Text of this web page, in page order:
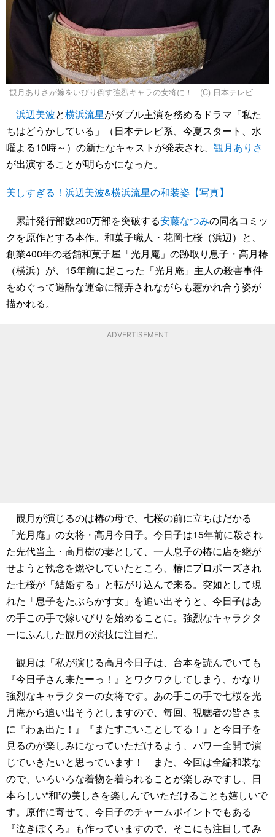
観月ありさが嫁をいびり倒す強烈キャラの女将に！ - (C) 日本テレビ
浜辺美波と横浜流星がダブル主演を務めるドラマ「私た
ちはどうかしている」（日本テレビ系、今夏スタート、水
曜よる10時～）の新たなキャストが発表され、 観月ありさ
が出演することが明らかになった。
美しすぎる！浜辺美波&横浜流星の和装姿【写真】
累計発行部数200万部を突破する安藤なつみの同名コミッ
クを原作とする本作。和菓子職人・花岡七桜（浜辺）と、
創業400年の老舗和菓子屋「光月庵」の跡取り息子・高月椿
（横浜）が、15年前に起こった「光月庵」主人の殺害事件
をめぐって過酷な運命に翻弄されながらも惹かれ合う姿が
描かれる。
ADVERTISEMENT
観月が演じるのは椿の母で、七桜の前に立ちはだかる
「光月庵」の女将・高月今日子。今日子は15年前に殺され
た先代当主・高月樹の妻として、一人息子の椿に店を継が
せようと執念を燃やしていたところ、椿にプロポーズされ
た七桜が「結婚する」と転がり込んで来る。突如として現
れた「息子をたぶらかす女」を追い出そうと、今日子はあ
の手この手で嫁いびりを始めることに。強烈なキャラクタ
ーにふんした観月の演技に注目だ。
観月は「私が演じる高月今日子は、台本を読んでいても
『今日子さん来たーっ！』とワクワクしてしまう、かなり
強烈なキャラクターの女将です。あの手この手で七桜を光
月庵から追い出そうとしますので、毎回、視聴者の皆さま
に『わぁ出た！』『またすごいことしてる！』と今日子を
見るのが楽しみになっていただけるよう、パワー全開で演
じていきたいと思っています！ また、今回は全編和装な
ので、いろいろな着物を着られることが楽しみですし、日
本らしい“和”の美しさを楽しんでいただけることも嬉しいで
す。原作に寄せて、今日子のチャームポイントでもある
『泣きぼくろ』も作っていますので、そこにも注目してみ